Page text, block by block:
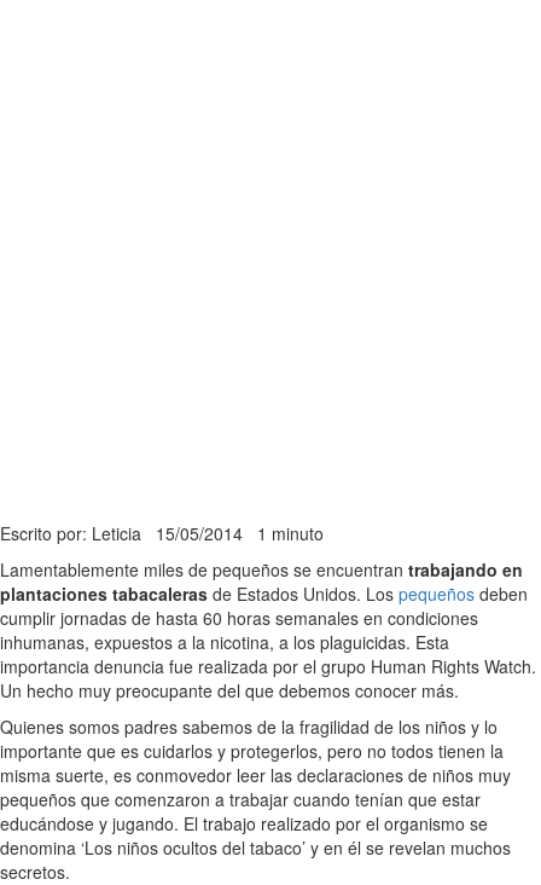
Escrito por: Leticia 15/05/2014 1 minuto
Lamentablemente miles de pequeños se encuentran trabajando en
plantaciones tabacaleras de Estados Unidos. Los pequeños deben
cumplir jornadas de hasta 60 horas semanales en condiciones
inhumanas, expuestos a la nicotina, a los plaguicidas. Esta
importancia denuncia fue realizada por el grupo Human Rights Watch.
Un hecho muy preocupante del que debemos conocer más.
Quienes somos padres sabemos de la fragilidad de los niños y lo
importante que es cuidarlos y protegerlos, pero no todos tienen la
misma suerte, es conmovedor leer las declaraciones de niños muy
pequeños que comenzaron a trabajar cuando tenían que estar
educándose y jugando. El trabajo realizado por el organismo se
denomina ‘Los niños ocultos del tabaco’ y en él se revelan muchos
secretos.